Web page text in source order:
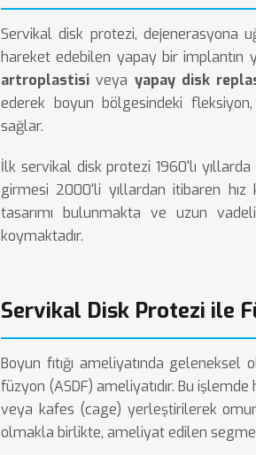
Servikal disk protezi, dejenerasyona
hareket edebilen yapay bir implantın
artroplastisi veya yapay disk
ederek boyun bölgesindeki
sağlar.
İlk servikal disk protezi 1960'lı
girmesi 2000'li yıllardan itibaren hız
tasarımı bulunmakta ve uzun
koymaktadır.
Servikal Disk Protezi ile
Boyun fıtığı ameliyatında
füzyon (ASDF) ameliyatıdır. Bu
veya kafes (cage) yerleştirilerek
olmakla birlikte, ameliyat edilen